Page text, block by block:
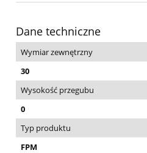
Dane techniczne
Wymiar zewnętrzny
30
Wysokość przegubu
0
Typ produktu
FPM